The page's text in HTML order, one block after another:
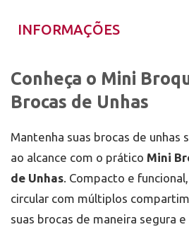
antes de guardá-las no organizador,
oxidação ou danos causados pela
Adquira o Seu Mini
Porto Alegre, pertinho do Barra
enviamos para todo o Brasil com
24h. Organize suas brocas com
eleve o nível do seu atendimento! No
para nail designers que buscam as
soluções para otimizar sua rotina
INFORMAÇÕES
Conheça o Mini
Brocas de Unhas
Mantenha suas brocas de unhas
ao alcance com o prático Mini
de Unhas. Compacto e
circular com múltiplos
suas brocas de maneira segura